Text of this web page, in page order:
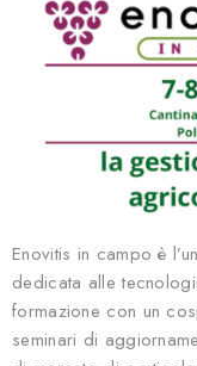
Enovitis in campo è
dedicata alle
formazione con un
seminari di